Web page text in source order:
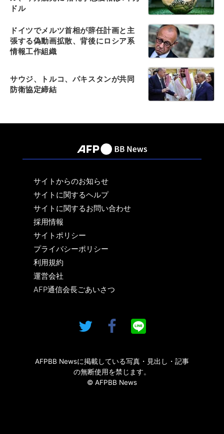
ドル
ドイツでメルツ首相が辞任計画と主
張する偽動画拡散、背後にロシア系
情報工作組織
サウジ、トルコ、パキスタンが共同
防衛協定締結
サイトからのお知らせ
サイトに関するヘルプ
サイトに関するお問い合わせ
採用情報
サイトポリシー
プライバシーポリシー
利用規約
運営会社
AFP通信会長ごあいさつ
AFPBB Newsに掲載している写真・見出し・記事
の無断使用を禁じます。
© AFPBB News